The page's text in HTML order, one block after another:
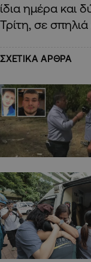
ίδια ημέρα και
Τρίτη, σε
ΣΧΕΤΙΚΑ ΑΡΘΡΑ